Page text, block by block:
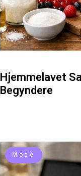
Hjemmelavet
Begyndere
Mode